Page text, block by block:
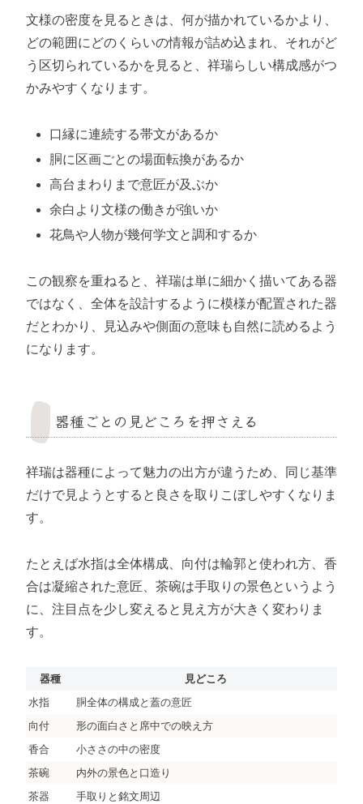
文様の密度を見るときは、何が描かれているかより、
どの範囲にどのくらいの情報が詰め込まれ、それがど
う区切られているかを見ると、祥瑞らしい構成感がつ
かみやすくなります。
口縁に連続する帯文があるか
胴に区画ごとの場面転換があるか
高台まわりまで意匠が及ぶか
余白より文様の働きが強いか
花鳥や人物が幾何学文と調和するか
この観察を重ねると、祥瑞は単に細かく描いてある器
ではなく、全体を設計するように模様が配置された器
だとわかり、見込みや側面の意味も自然に読めるよう
になります。
器種ごとの見どころを押さえる
祥瑞は器種によって魅力の出方が違うため、同じ基準
だけで見ようとすると良さを取りこぼしやすくなりま
す。
たとえば水指は全体構成、向付は輪郭と使われ方、香
合は凝縮された意匠、茶碗は手取りの景色というよう
に、注目点を少し変えると見え方が大きく変わりま
す。
器種
見どころ
水指
胴全体の構成と蓋の意匠
向付
形の面白さと席中での映え方
香合
小ささの中の密度
茶碗
内外の景色と口造り
茶器
手取りと銘文周辺